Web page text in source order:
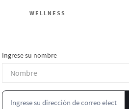
WELLNESS
Ingrese su nombre